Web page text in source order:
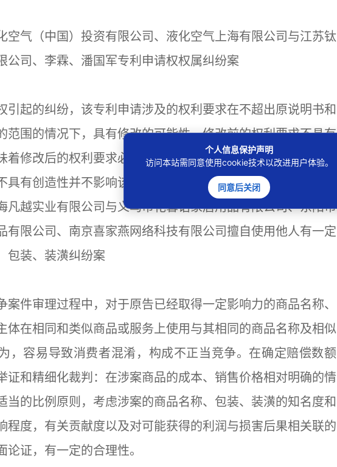
气（中国）投资有限公司、液化空气上海有限公司与江苏钛
公司、李霖、潘国军专利申请权权属纠纷案
起的纠纷，该专利申请涉及的权利要求在不超出原说明书和
范围的情况下，具有修改的可能性。修改前的权利要求不具有
着修改后的权利要求必然不具有创造性。因此，发明专利申请
具有创造性并不影响该专利申请权归属的判定。
越实业有限公司与义乌市花馨语家居用品有限公司、东阳市
有限公司、南京喜家燕网络科技有限公司擅自使用他人有一定
包装、装潢纠纷案
件审理过程中，对于原告已经取得一定影响力的商品名称、
体在相同和类似商品或服务上使用与其相同的商品名称及相似
，容易导致消费者混淆，构成不正当竞争。在确定赔偿数额
证和精细化裁判：在涉案商品的成本、销售价格相对明确的情
当的比例原则，考虑涉案的商品名称、包装、装潢的知名度和
程度，有关贡献度以及对可能获得的利润与损害后果相关联的
论证，有一定的合理性。
个人信息保护声明
访问本站需同意使用cookie技术以改进用户体验。
同意后关闭